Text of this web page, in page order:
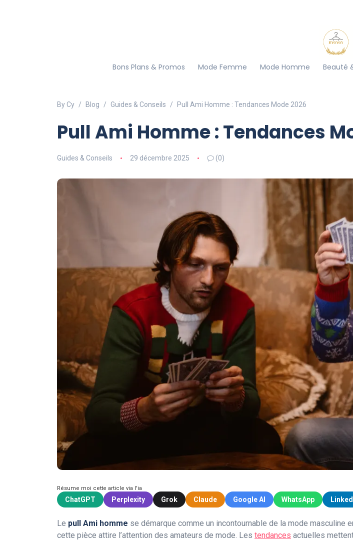
Bons Plans & Promos Mode Femme Mode Homme Beauté
By Cy Blog Guides & Conseils Pull Ami Homme : Tendances Mode 2026
Pull Ami Homme : Tendances
Guides & Conseils 29 décembre 2025 (0)
Résume moi cette article via l'ia
ChatGPT Perplexity Grok Claude Google AI WhatsApp
Le pull Ami homme se démarque comme un incontournable de la mode masculine
cette pièce attire l’attention des amateurs de mode. Les tendances actuelles